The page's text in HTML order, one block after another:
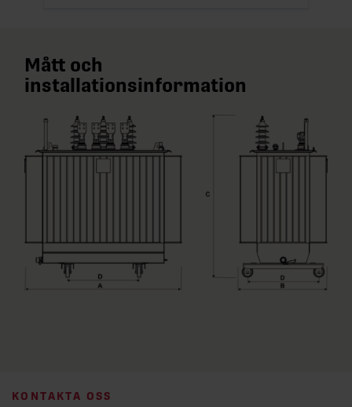
Mått och
installationsinformation
KONTAKTA OSS